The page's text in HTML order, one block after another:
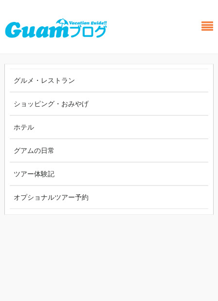
グルメ・レストラン
ショッピング・おみやげ
ホテル
グアムの日常
ツアー体験記
オプショナルツアー予約